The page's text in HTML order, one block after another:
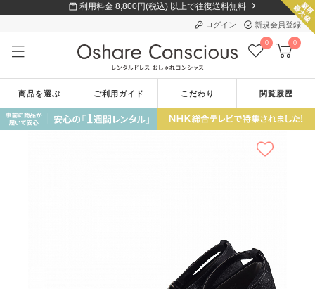
利用料金 8,800円(税込) 以上で往復送料無料
ログイン 新規会員登録
0 0
商品を選ぶ ご利用ガイド こだわり 閲覧履歴